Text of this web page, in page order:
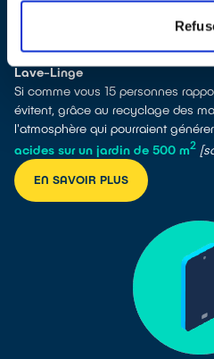
Lave-Linge
Si comme vous 15 personnes
évitent, grâce au recyclage des
l'atmosphère qui pourraient
acides sur un jardin de 500 m2
EN SAVOIR PLUS